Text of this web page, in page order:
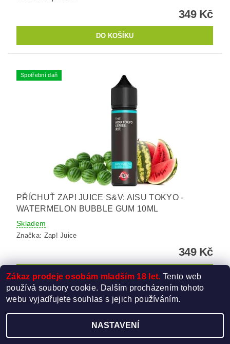
349 Kč
Spotřební daň
PŘÍCHUŤ ZAP! JUICE S&V: AISU TOKYO -
WATERMELON BUBBLE GUM 10ML
Skladem
Značka: Zap! Juice
349 Kč
Zákaz prodeje osobám mladším 18 let. Tento web
používá soubory cookie. Dalším procházením tohoto
webu vyjadřujete souhlas s jejich používáním.
NASTAVENÍ